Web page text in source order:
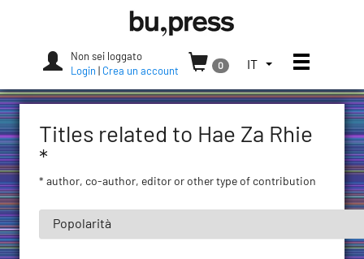
Press
Non sei loggato
Login
Crea un account
0
SELEZIONA
LINGUA.
ATTUALE:
IT Apri/
Titles related to Hae Za Rhie
*
* author, co-author, editor or other type of contribution